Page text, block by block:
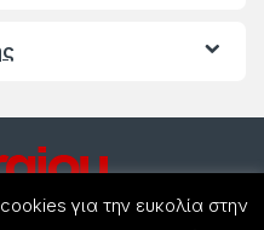
για την ευκολία στην